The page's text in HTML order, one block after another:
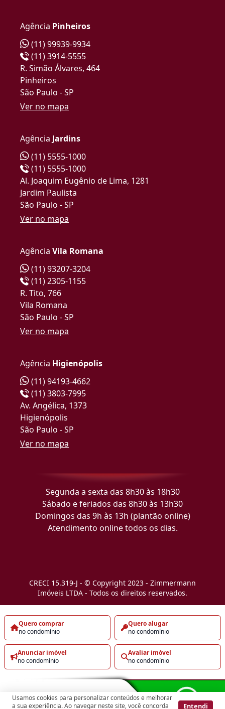
Usamos cookies para personalizar conteúdos e melhorar
a sua experiência. Ao navegar neste site, você concorda
Entendi
Quero comprar
no condomínio
Quero alugar
no condomínio
Anunciar imóvel
no condomínio
Avaliar imóvel
no condomínio
Agência Pinheiros
(11) 99939-9934
(11) 3914-5555
R. Simão Álvares, 464
Pinheiros
São Paulo - SP
Ver no mapa
Agência Jardins
(11) 5555-1000
(11) 5555-1000
Al. Joaquim Eugênio de Lima, 1281
Jardim Paulista
São Paulo - SP
Ver no mapa
Agência Vila Romana
(11) 93207-3204
(11) 2305-1155
R. Tito, 766
Vila Romana
São Paulo - SP
Ver no mapa
Agência Higienópolis
(11) 94193-4662
(11) 3803-7995
Av. Angélica, 1373
Higienópolis
São Paulo - SP
Ver no mapa
Segunda a sexta das 8h30 às 18h30
Sábado e feriados das 8h30 às 13h30
Domingos das 9h às 13h (plantão online)
Atendimento online todos os dias.
CRECI 15.319-J - © Copyright 2023 - Zimmermann
Imóveis LTDA - Todos os direitos reservados.